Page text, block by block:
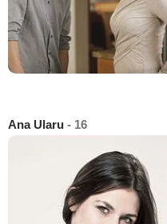
Ana Ularu - 16